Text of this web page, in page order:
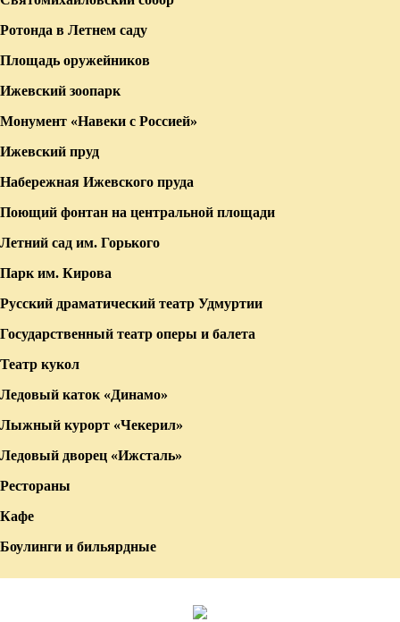
Ротонда в Летнем саду
Площадь оружейников
Ижевский зоопарк
Монумент «Навеки с Россией»
Ижевский пруд
Набережная Ижевского пруда
Поющий фонтан на центральной площади
Летний сад им. Горького
Парк им. Кирова
Русский драматический театр Удмуртии
Государственный театр оперы и балета
Театр кукол
Ледовый каток «Динамо»
Лыжный курорт «Чекерил»
Ледовый дворец «Ижсталь»
Рестораны
Кафе
Боулинги и бильярдные